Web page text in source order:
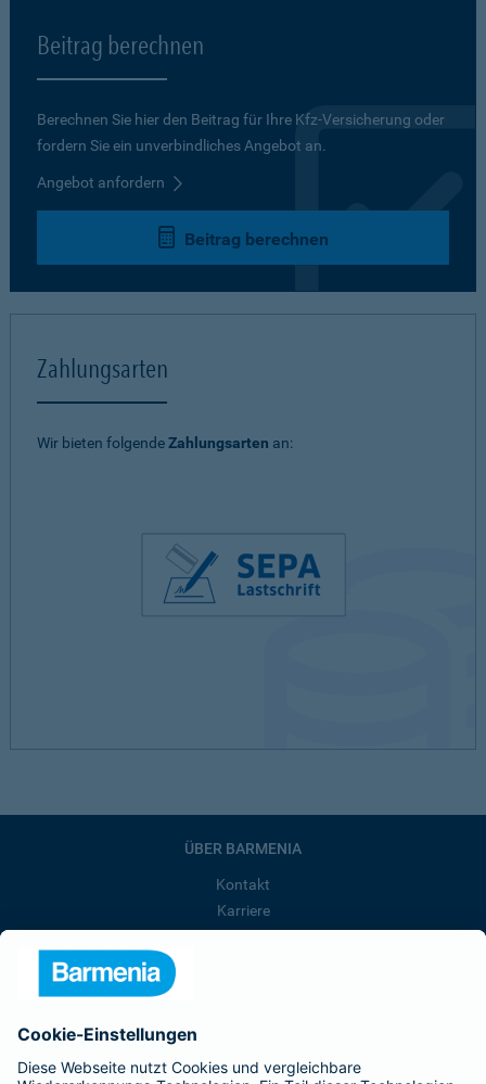
Beitrag berechnen
Berechnen Sie hier den Beitrag für Ihre Kfz-Versicherung oder
fordern Sie ein unverbindliches Angebot an.
Angebot anfordern
Beitrag berechnen
Zahlungsarten
Wir bieten folgendeZahlungsarten an:
ÜBER BARMENIA
Kontakt
Karriere
Barmenia ist Teil der BarmeniaGothaer